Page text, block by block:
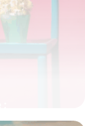
revenus